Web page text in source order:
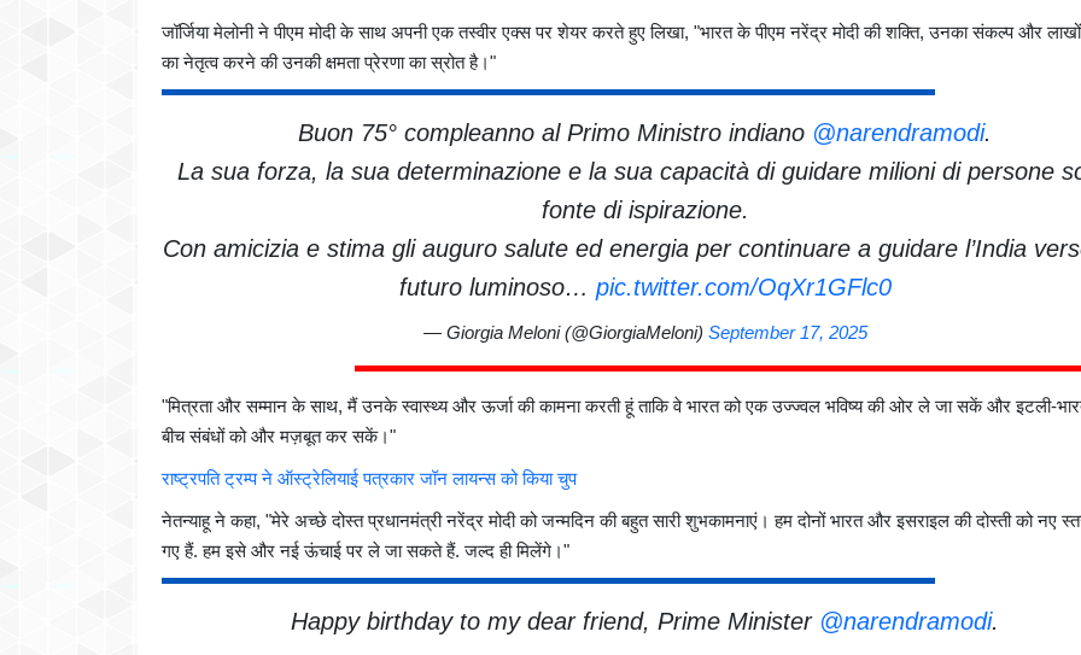
जॉर्जिया मेलोनी ने पीएम मोदी के साथ अपनी एक तस्वीर एक्स पर शेयर करते हुए लिखा, "भारत के पीएम नरेंद्र मोदी की शक्ति, उनका संकल्प और लाखों
का नेतृत्व करने की उनकी क्षमता प्रेरणा का स्रोत है।"
Buon 75° compleanno al Primo Ministro indiano @narendramodi.
La sua forza, la sua determinazione e la sua capacità di guidare milioni di persone
fonte di ispirazione.
Con amicizia e stima gli auguro salute ed energia per continuare a guidare l’India
futuro luminoso… pic.twitter.com/OqXr1GFlc0
— Giorgia Meloni (@GiorgiaMeloni) September 17, 2025
"मित्रता और सम्मान के साथ, मैं उनके स्वास्थ्य और ऊर्जा की कामना करती हूं ताकि वे भारत को एक उज्ज्वल भविष्य की ओर ले जा सकें और इटली-
बीच संबंधों को और मज़बूत कर सकें।"
राष्ट्रपति ट्रम्प ने ऑस्ट्रेलियाई पत्रकार जॉन लायन्स को किया चुप
नेतन्याहू ने कहा, "मेरे अच्छे दोस्त प्रधानमंत्री नरेंद्र मोदी को जन्मदिन की बहुत सारी शुभकामनाएं। हम दोनों भारत और इसराइल की दोस्ती को नए
गए हैं. हम इसे और नई ऊंचाई पर ले जा सकते हैं. जल्द ही मिलेंगे।"
Happy birthday to my dear friend, Prime Minister @narendramodi.